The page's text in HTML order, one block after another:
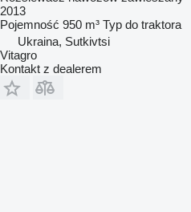
2013
Pojemność 950 m³ Typ do traktora
Ukraina, Sutkivtsi
Vitagro
Kontakt z dealerem